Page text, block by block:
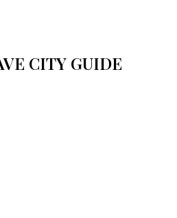
CITY GUIDE